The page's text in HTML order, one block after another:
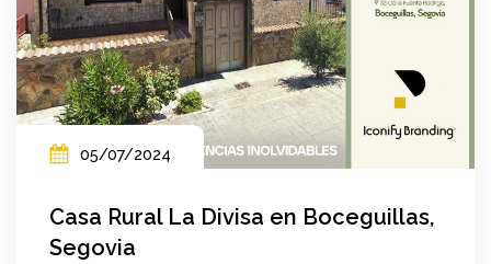
05/07/2024
Casa Rural La Divisa en Boceguillas,
Segovia